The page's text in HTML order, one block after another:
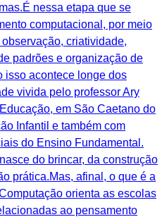
nessa etapa que se
computacional, por meio
criatividade,
padrões e organização de
isso acontece longe dos
vivida pelo professor Ary
em São Caetano do
Infantil e também com
do Ensino Fundamental.
do brincar, da construção
prática.Mas, afinal, o que é a
orienta as escolas
ao pensamento